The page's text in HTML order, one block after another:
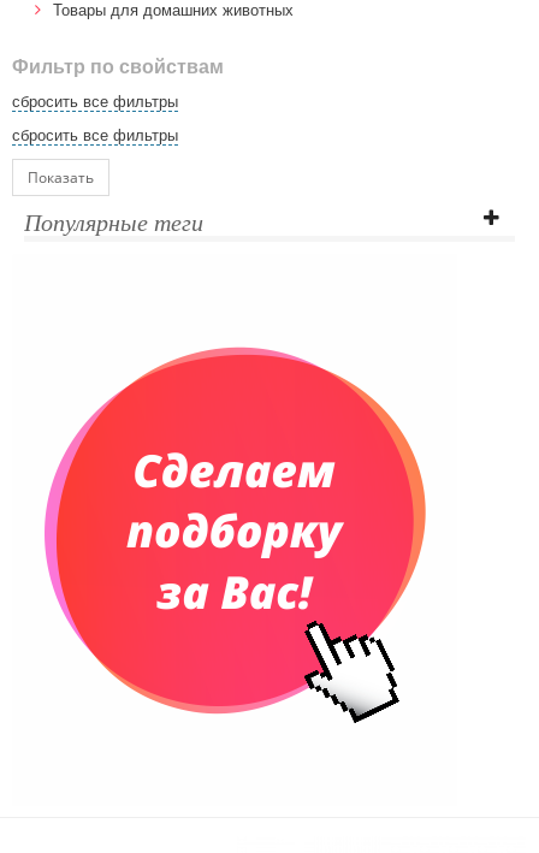
Товары для домашних животных
Фильтр по свойствам
сбросить все фильтры
сбросить все фильтры
Показать
Популярные теги